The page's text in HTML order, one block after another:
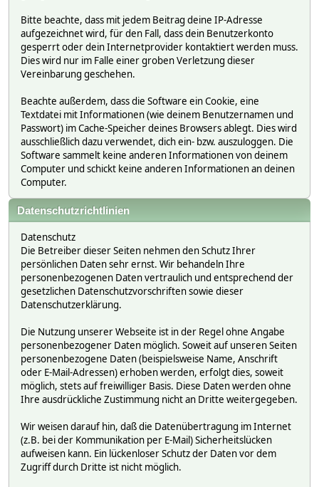
Bitte beachte, dass mit jedem Beitrag deine IP-Adresse
aufgezeichnet wird, für den Fall, dass dein Benutzerkonto
gesperrt oder dein Internetprovider kontaktiert werden muss.
Dies wird nur im Falle einer groben Verletzung dieser
Vereinbarung geschehen.
Beachte außerdem, dass die Software ein Cookie, eine
Textdatei mit Informationen (wie deinem Benutzernamen und
Passwort) im Cache-Speicher deines Browsers ablegt. Dies wird
ausschließlich dazu verwendet, dich ein- bzw. auszuloggen. Die
Software sammelt keine anderen Informationen von deinem
Computer und schickt keine anderen Informationen an deinen
Computer.
Datenschutzrichtlinien
Datenschutz
Die Betreiber dieser Seiten nehmen den Schutz Ihrer
persönlichen Daten sehr ernst. Wir behandeln Ihre
personenbezogenen Daten vertraulich und entsprechend der
gesetzlichen Datenschutzvorschriften sowie dieser
Datenschutzerklärung.
Die Nutzung unserer Webseite ist in der Regel ohne Angabe
personenbezogener Daten möglich. Soweit auf unseren Seiten
personenbezogene Daten (beispielsweise Name, Anschrift
oder E-Mail-Adressen) erhoben werden, erfolgt dies, soweit
möglich, stets auf freiwilliger Basis. Diese Daten werden ohne
Ihre ausdrückliche Zustimmung nicht an Dritte weitergegeben.
Wir weisen darauf hin, daß die Datenübertragung im Internet
(z.B. bei der Kommunikation per E-Mail) Sicherheitslücken
aufweisen kann. Ein lückenloser Schutz der Daten vor dem
Zugriff durch Dritte ist nicht möglich.